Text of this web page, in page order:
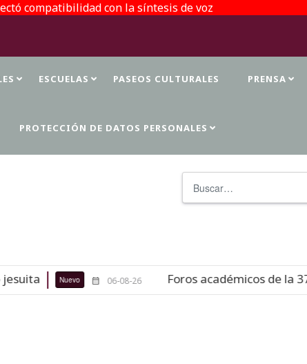
compatibilidad con la síntesis de voz
ESCUELAS PASEOS CULTURALES PRENSA
PROTECCIÓN DE DATOS PERSONALES
Nuevo 06-08-26 Foros académicos de la 37